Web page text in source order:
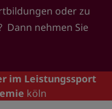
oder zu
Dann nehmen Sie
im Leistungssport
köln